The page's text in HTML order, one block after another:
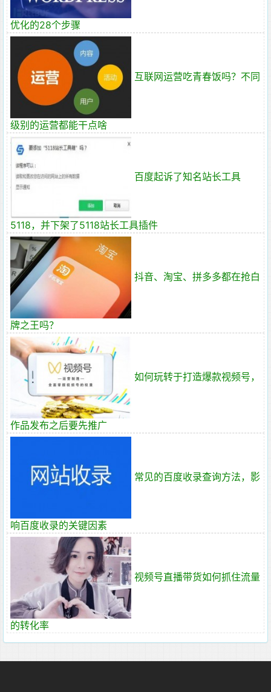
优化的28个步骤
互联网运营吃青春饭吗？不同
级别的运营都能干点啥
百度起诉了知名站长工具
5118，并下架了5118站长工具插件
抖音、淘宝、拼多多都在抢白
牌之王吗？
如何玩转于打造爆款视频号，
作品发布之后要先推广
常见的百度收录查询方法，影
响百度收录的关键因素
视频号直播带货如何抓住流量
的转化率